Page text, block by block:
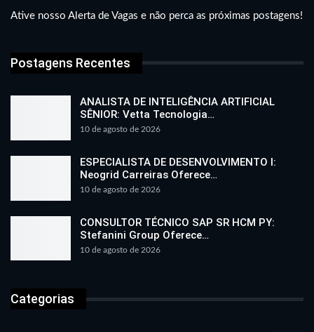
Ative nosso Alerta de Vagas e não perca as próximas postagens!
Postagens Recentes
ANALISTA DE INTELIGÊNCIA ARTIFICIAL
SÊNIOR: Vetta Tecnologia…
10 de agosto de 2026
ESPECIALISTA DE DESENVOLVIMENTO I:
Neogrid Carreiras Oferece…
10 de agosto de 2026
CONSULTOR TÉCNICO SAP SR HCM PY:
Stefanini Group Oferece…
10 de agosto de 2026
Categorias